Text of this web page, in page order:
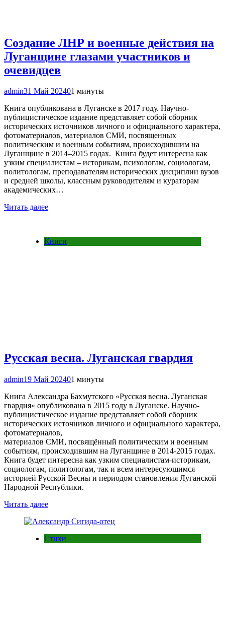
Создание ЛНР и военные действия на
Луганщине глазами участников и
очевидцев
admin31 Май 202401 минуты
Книга опубликована в Луганске в 2017 году. Научно-
публицистическое издание представляет собой сборник
исторических источников личного и официального характера,
фотоматериалов, материалов СМИ, посвященных
политическим и военным событиям, происходившим на
Луганщине в 2014–2015 годах. Книга будет интересна как
узким специалистам – историкам, психологам, социологам,
политологам, преподавателям исторических дисциплин вузов
и средней школы, классным руководителям и кураторам
академических…
Читать далее
Книги
Русская весна. Луганская гвардия
admin19 Май 202401 минуты
Книга Александра Бахмутского «Русская весна. Луганская
гвардия» опубликована в 2015 году в Луганске. Научно-
публицистическое издание представляет собой сборник
исторических источников личного и официального характера,
фотоматериалов,
материалов СМИ, посвящённый политическим и военным
событиям, происходившим на Луганщине в 2014-2015 годах.
Книга будет интересна как узким специалистам-историкам,
социологам, политологам, так и всем интересующимся
историей Русской Весны и периодом становления Луганской
Народной Республики.
Читать далее
Стихи